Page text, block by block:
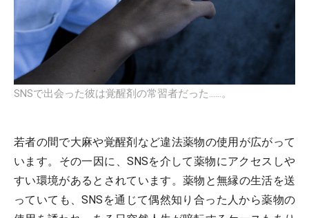
SNSで出会った彼は覚醒剤の常習者だった……。
若者の間で大麻や覚醒剤など違法薬物の使用が広がって
います。その一因に、SNSを介して薬物にアクセスしや
すい環境があるとされています。薬物と無縁の生活を送
っていても、SNSを通じて偶然知り合った人から薬物の